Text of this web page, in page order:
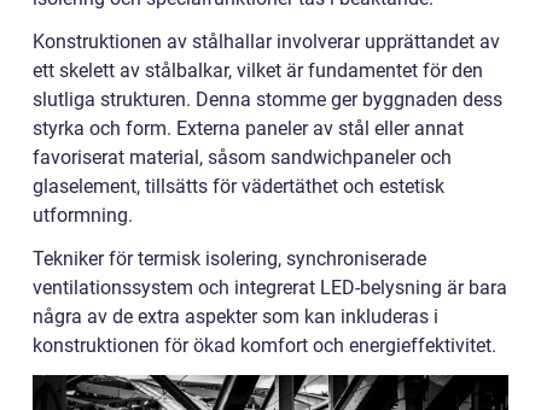
Konstruktionen av stålhallar involverar upprättandet av
ett skelett av stålbalkar, vilket är fundamentet för den
slutliga strukturen. Denna stomme ger byggnaden dess
styrka och form. Externa paneler av stål eller annat
favoriserat material, såsom sandwichpaneler och
glaselement, tillsätts för vädertäthet och estetisk
utformning.
Tekniker för termisk isolering, synchroniserade
ventilationssystem och integrerat LED-belysning är bara
några av de extra aspekter som kan inkluderas i
konstruktionen för ökad komfort och energieffektivitet.